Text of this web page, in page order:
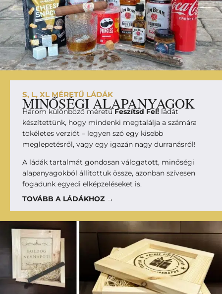
S, L, XL MÉRETŰ LÁDÁK
MINŐSÉGI ALAPANYAGOK
Három különböző méretűFeszítsd Fel! ládát
készítettünk, hogy mindenki megtalálja a számára
tökéletes verziót – legyen szó egy kisebb
meglepetésről, vagy egy igazán nagy durranásról!
A ládák tartalmát gondosan válogatott, minőségi
alapanyagokból állítottuk össze, azonban szívesen
fogadunk egyedi elképzeléseket is.
TOVÁBB A LÁDÁKHOZ →